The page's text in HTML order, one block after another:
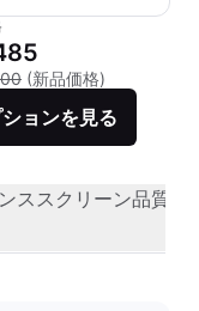
ビッシュ品の価格：
(新品価格)
ョンを見る
ススクリーン品質